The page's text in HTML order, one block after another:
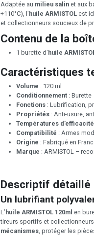
Adaptée au milieu salin et aux
+110°C), l’ huile ARMISTOL est
et collectionneurs soucieux de
Contenu de la
1 burette d’ huile
Caractéristiques
Volume : 120 ml
Conditionnement : Burette
Fonctions : Lubrification,
Propriétés : Anti-usure,
Températures d’efficacité
Compatibilité : Armes
Origine : Fabriqué en
Marque : ARMISTOL –
Descriptif détaillé
Un lubrifiant
L’ huile ARMISTOL 120ml en
tireurs sportifs et
mécanismes, protéger les